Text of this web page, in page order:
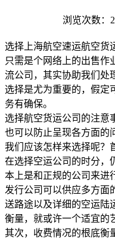
浏览次数：
选择上海航空速运航空货
只需是个网络上的出售作
流公司，其实协助我们处
选择是尤为重要的，假定
务有确保。
选择航空货运公司的注意
也可以防止呈现各方面的
我们应该怎样来选择呢？
在选择空运公司的时分，
本上是和正规的公司来进
发行公司可以供应多方面
送路途以及详细的空运陆
衡量，就或许一个适宜的
其次，收费情况的根底衡